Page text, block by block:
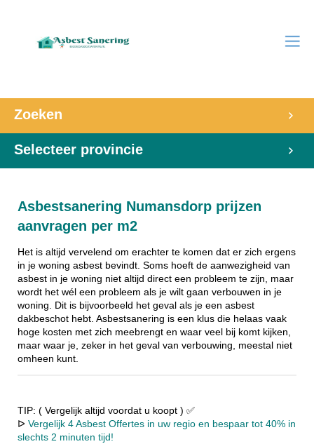
Zoeken
Selecteer provincie
Asbestsanering Numansdorp prijzen
aanvragen per m2
Het is altijd vervelend om erachter te komen dat er zich ergens
in je woning asbest bevindt. Soms hoeft de aanwezigheid van
asbest in je woning niet altijd direct een probleem te zijn, maar
wordt het wél een probleem als je wilt gaan verbouwen in je
woning. Dit is bijvoorbeeld het geval als je een asbest
dakbeschot hebt. Asbestsanering is een klus die helaas vaak
hoge kosten met zich meebrengt en waar veel bij komt kijken,
maar waar je, zeker in het geval van verbouwing, meestal niet
omheen kunt.
TIP: ( Vergelijk altijd voordat u koopt ) ✅
ᐅ Vergelijk 4 Asbest Offertes in uw regio en bespaar tot 40% in
slechts 2 minuten tijd!